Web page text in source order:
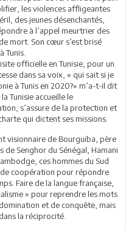
les violences affligeantes
des jeunes désenchantés,
à l’appel meurtrier des
mort. Son cœur s’est brisé
Tunis.
officielle en Tunisie, pour un
dans sa voix, « qui sait si je
à Tunis en 2020?» m’a-t-il dit
Tunisie accueille le
s’assure de la protection et
qui dictent ses missions.
visionnaire de Bourguiba, père
Senghor du Sénégal, Hamani
ces hommes du Sud
coopération pour répondre
Faire de la langue française,
» pour reprendre les mots
et de conquête, mais
la réciprocité.